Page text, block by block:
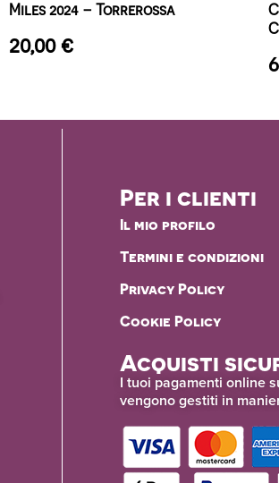
Miles 2024 – Torrerossa
20,00€
Per i clienti
Il mio profilo
Termini e condizioni
Privacy Policy
Cookie Policy
Acquisti
I tuoi pagamenti online
vengono gestiti in